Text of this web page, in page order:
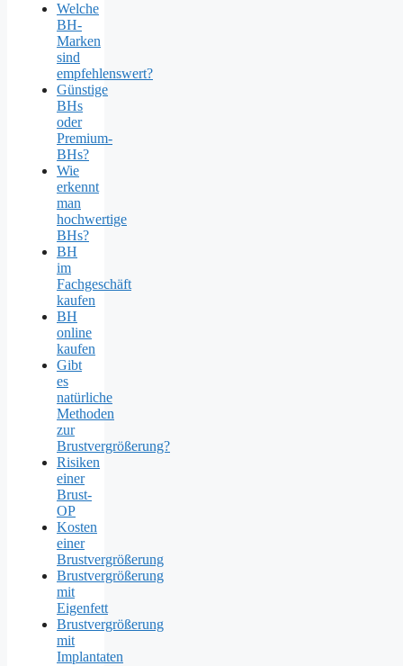
Welche
BH-
Marken
sind
empfehlenswert?
Günstige
BHs
oder
Premium-
BHs?
Wie
erkennt
man
hochwertige
BHs?
BH
im
Fachgeschäft
kaufen
BH
online
kaufen
Gibt
es
natürliche
Methoden
zur
Brustvergrößerung?
Risiken
einer
Brust-
OP
Kosten
einer
Brustvergrößerung
Brustvergrößerung
mit
Eigenfett
Brustvergrößerung
mit
Implantaten